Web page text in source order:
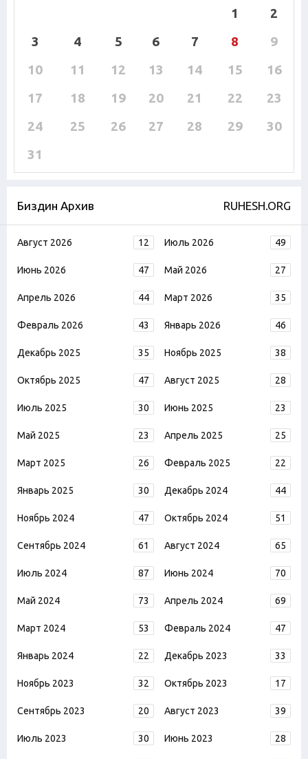
1
2
3
4 5 6 7 8
9
10
11 12 13 14 15
16
17
18 19 20 21 22
23
24
25 26 27 28 29
30
31
Биздин Архив RUHESH.ORG
Август 2026 12 Июль 2026 49
Июнь 2026 47 Май 2026 27
Апрель 2026 44 Март 2026 35
Февраль 2026 43 Январь 2026 46
Декабрь 2025 35 Ноябрь 2025 38
Октябрь 2025 47 Август 2025 28
Июль 2025 30 Июнь 2025 23
Май 2025 23 Апрель 2025 25
Март 2025 26 Февраль 2025 22
Январь 2025 30 Декабрь 2024 44
Ноябрь 2024 47 Октябрь 2024 51
Сентябрь 2024 61 Август 2024 65
Июль 2024 87 Июнь 2024 70
Май 2024 73 Апрель 2024 69
Март 2024 53 Февраль 2024 47
Январь 2024 22 Декабрь 2023 33
Ноябрь 2023 32 Октябрь 2023 17
Сентябрь 2023 20 Август 2023 39
Июль 2023 30 Июнь 2023 28